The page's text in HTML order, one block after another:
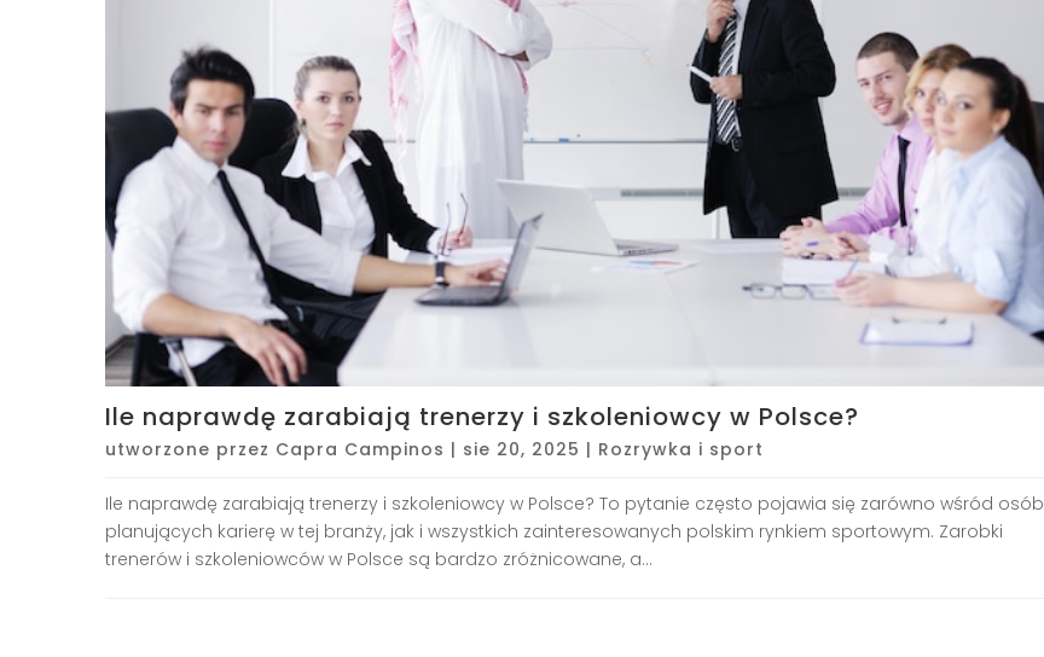
Ile naprawdę zarabiają trenerzy i szkoleniowcy w Polsce?
utworzone przez Capra Campinos | sie 20, 2025 | Rozrywka i sport
Ile naprawdę zarabiają trenerzy i szkoleniowcy w Polsce? To pytanie często pojawia się zarówno wśród osób
planujących karierę w tej branży, jak i wszystkich zainteresowanych polskim rynkiem sportowym. Zarobki
trenerów i szkoleniowców w Polsce są bardzo zróżnicowane, a...